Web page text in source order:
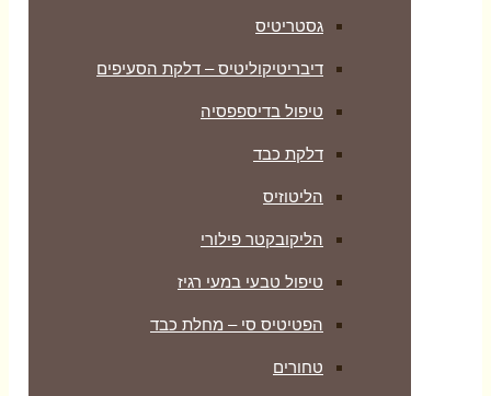
גסטריטיס
דיבריטיקוליטיס – דלקת הסעיפים
טיפול בדיספפסיה
דלקת כבד
הליטוזיס
הליקובקטר פילורי
טיפול טבעי במעי רגיז
הפטיטיס סי – מחלת כבד
טחורים